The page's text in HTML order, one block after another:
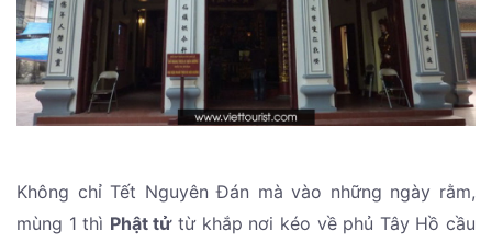
Không chỉ Tết Nguyên Đán mà vào những ngày rằm,
mùng 1 thì Phật tửtừ khắp nơi kéo về phủ Tây Hồ cầu